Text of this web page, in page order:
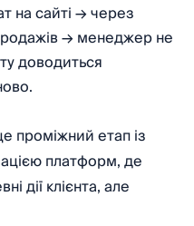
на сайті → через
→ менеджер не
доводиться
проміжний етап із
платформ, де
дії клієнта, але